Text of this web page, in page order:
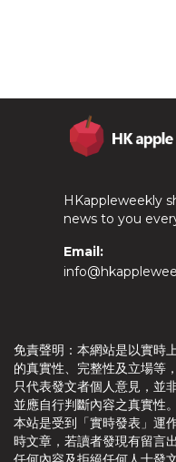
HKappleweekly
news to you
Email:
免責聲明：本網站是以實時
的真實性、完整性及立場等
只代表發文者個人意見，並
並應自行判斷內容之真實性
本站是受到「實時發表」運
時文章，若讀者發現有留言